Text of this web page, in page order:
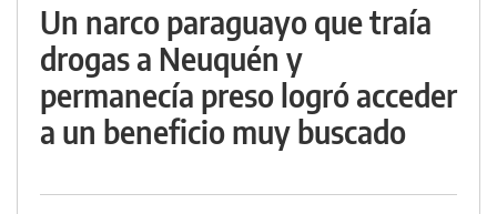
Un narco paraguayo que traía
drogas a Neuquén y
permanecía preso logró acceder
a un beneficio muy buscado